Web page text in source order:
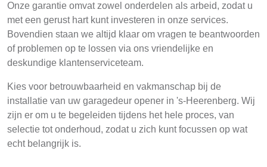
Onze garantie omvat zowel onderdelen als arbeid, zodat u
met een gerust hart kunt investeren in onze services.
Bovendien staan we altijd klaar om vragen te beantwoorden
of problemen op te lossen via ons vriendelijke en
deskundige klantenserviceteam.
Kies voor betrouwbaarheid en vakmanschap bij de
installatie van uw garagedeur opener in 's-Heerenberg. Wij
zijn er om u te begeleiden tijdens het hele proces, van
selectie tot onderhoud, zodat u zich kunt focussen op wat
echt belangrijk is.